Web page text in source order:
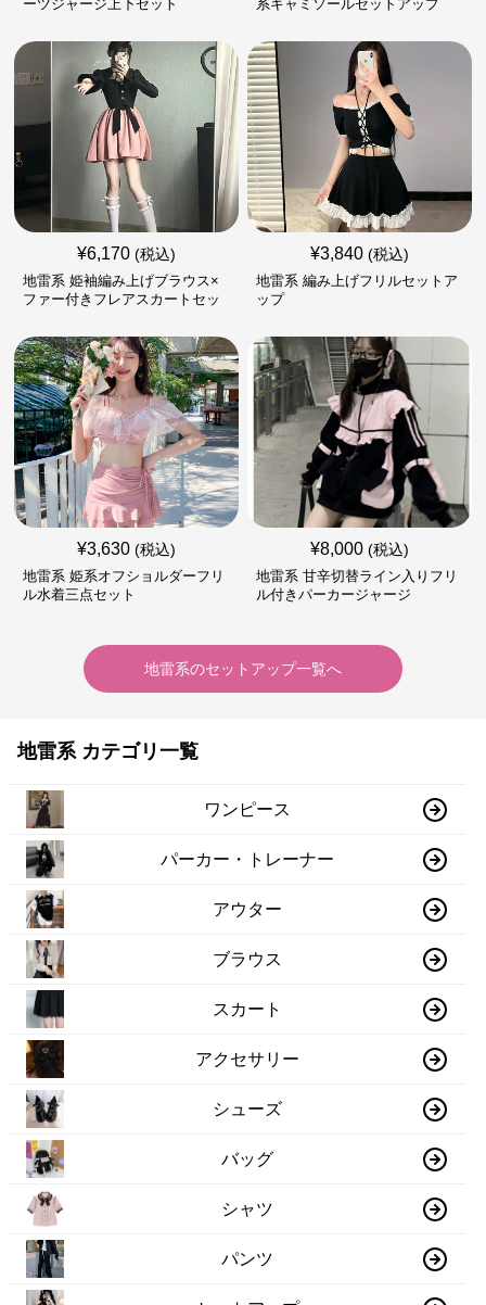
ーツジャージ上下セット
系キャミソールセットアップ
¥6,170 (税込)
地雷系 姫袖編み上げブラウス×
ファー付きフレアスカートセッ
¥3,840 (税込)
地雷系 編み上げフリルセットア
ップ
¥3,630 (税込)
地雷系 姫系オフショルダーフリ
ル水着三点セット
¥8,000 (税込)
地雷系 甘辛切替ライン入りフリ
ル付きパーカージャージ
地雷系のセットアップ一覧へ
地雷系 カテゴリ一覧
ワンピース
パーカー・トレーナー
アウター
ブラウス
スカート
アクセサリー
シューズ
バッグ
シャツ
パンツ